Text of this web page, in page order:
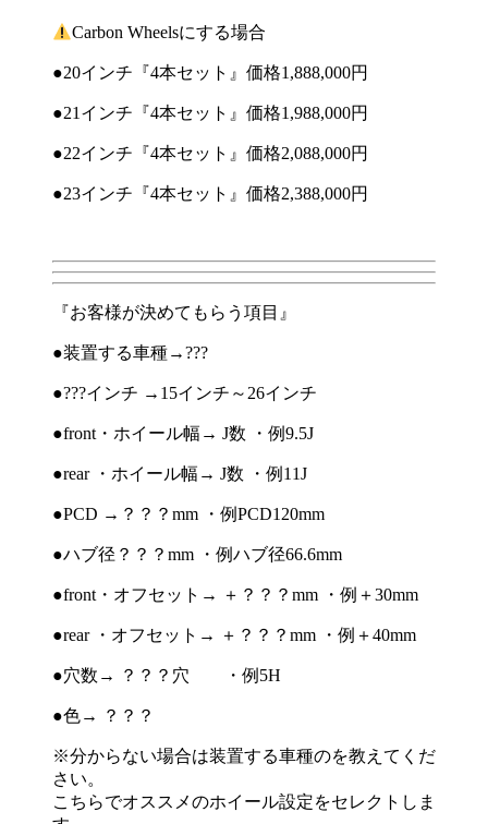
Carbon Wheelsにする場合
●20インチ『4本セット』価格1,888,000円
●21インチ『4本セット』価格1,988,000円
●22インチ『4本セット』価格2,088,000円
●23インチ『4本セット』価格2,388,000円
『お客様が決めてもらう項目』
●装置する車種→???
●???インチ →15インチ～26インチ
●front・ホイール幅→ J数 ・例9.5J
●rear ・ホイール幅→ J数 ・例11J
●PCD →？？？mm ・例PCD120mm
●ハブ径？？？mm ・例ハブ径66.6mm
●front・オフセット→ ＋？？？mm ・例＋30mm
●rear ・オフセット→ ＋？？？mm ・例＋40mm
●穴数→ ？？？穴 ・例5H
●色→ ？？？
※分からない場合は装置する車種のを教えてくだ
さい。
こちらでオススメのホイール設定をセレクトしま